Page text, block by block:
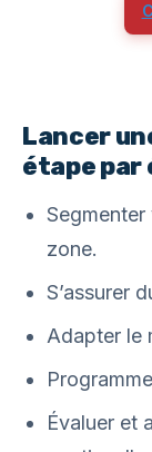
Lancer
étape par
zone.
S’assurer
Adapter le
Évaluer et